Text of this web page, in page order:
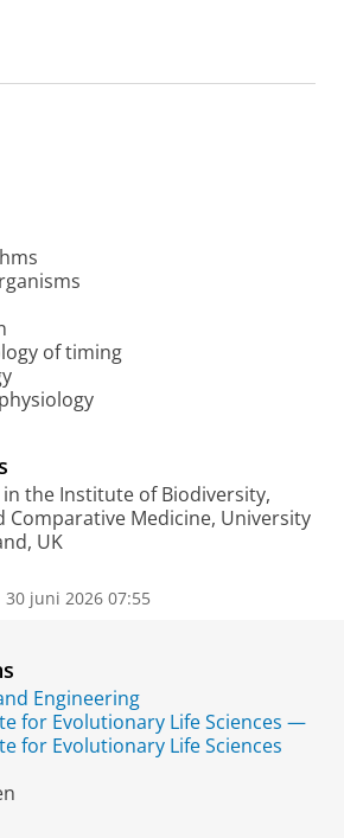
of timing
the Institute of Biodiversity,
Comparative Medicine, University
UK
30 juni 2026 07:55
Engineering
for Evolutionary Life Sciences —
for Evolutionary Life Sciences